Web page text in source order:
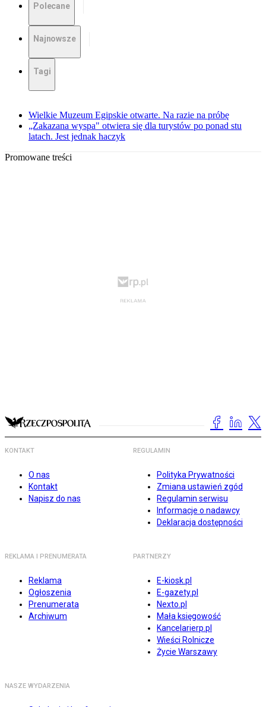
Polecane
Najnowsze
Tagi
Wielkie Muzeum Egipskie otwarte. Na razie na próbę
„Zakazana wyspa" otwiera się dla turystów po ponad stu
latach. Jest jednak haczyk
Promowane treści
KONTAKT
O nas
Kontakt
Napisz do nas
REGULAMIN
Polityka Prywatności
Zmiana ustawień zgód
Regulamin serwisu
Informacje o nadawcy
Deklaracja dostępności
REKLAMA I PRENUMERATA
Reklama
Ogłoszenia
Prenumerata
Archiwum
PARTNERZY
E-kiosk.pl
E-gazety.pl
Nexto.pl
Mała księgowość
Kancelarierp.pl
Wieści Rolnicze
Życie Warszawy
NASZE WYDARZENIA